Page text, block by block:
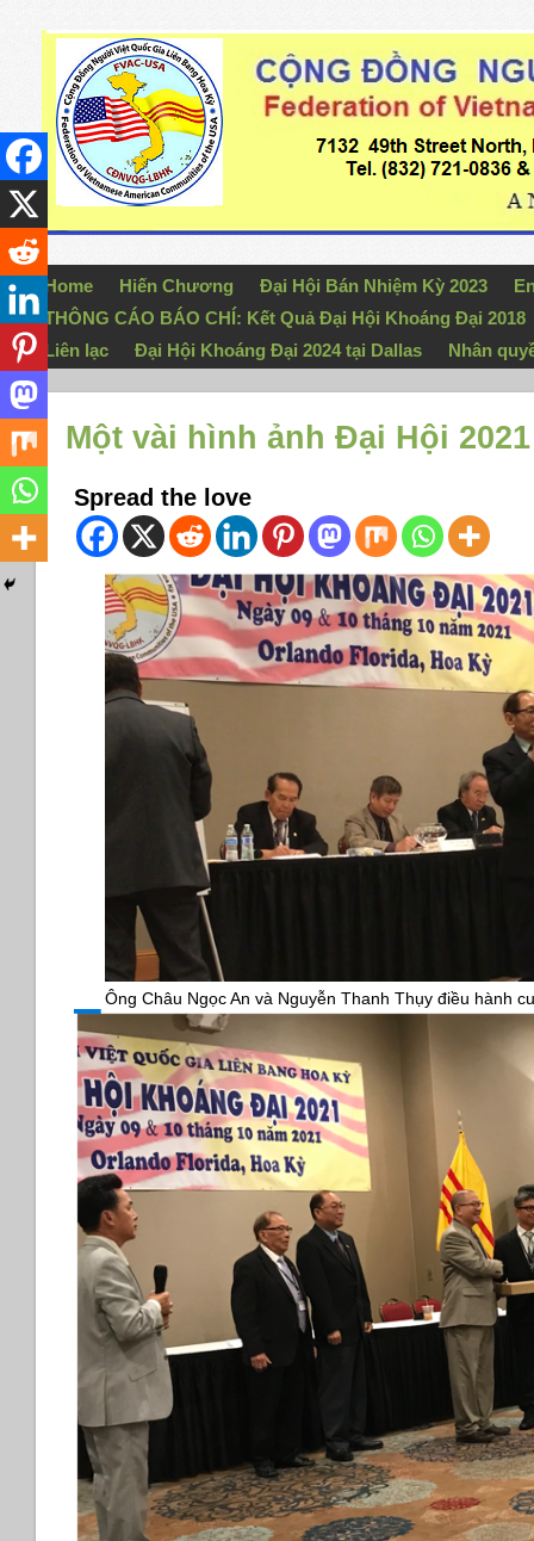
Home Hiến Chương Đại Hội Bán Nhiệm Kỳ 2023
THÔNG CÁO BÁO CHÍ: Kết Quả Đại Hội Khoáng Đại 2018
Liên lạc
Đại Hội Khoáng Đại 2024 tại Dallas Nhân
Một vài hình ảnh Đại Hội
Spread the love
Ông Châu Ngọc An và Nguyễn Thanh Thụy điều hành